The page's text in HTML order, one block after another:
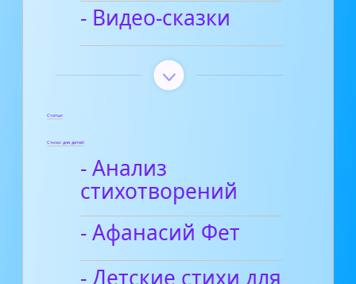
- Видео-сказки
Статьи
Стихи для детей
- Анализ
стихотворений
- Афанасий Фет
- Детские стихи для